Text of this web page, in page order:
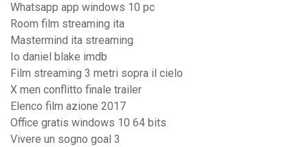
Whatsapp app windows 10 pc
Room film streaming ita
Mastermind ita streaming
Io daniel blake imdb
Film streaming 3 metri sopra il cielo
X men conflitto finale trailer
Elenco film azione 2017
Office gratis windows 10 64 bits
Vivere un sogno goal 3